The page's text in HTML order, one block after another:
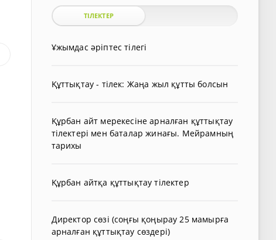
ТІЛЕКТЕР
Ұжымдас әріптес тілегі
Құттықтау - тілек: Жаңа жыл құтты болсын
Құрбан айт мерекесіне арналған құттықтау
тілектері мен баталар жинағы. Мейрамның
тарихы
Құрбан айтқа құттықтау тілектер
Директор сөзі (соңғы қоңырау 25 мамырға
арналған құттықтау сөздері)